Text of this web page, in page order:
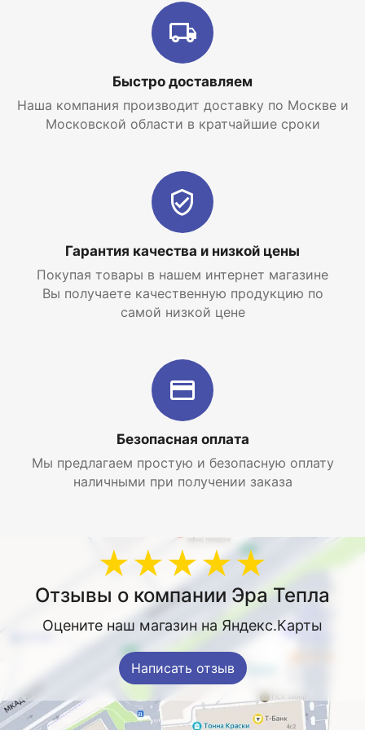
охлаждающий кожух.
водоснабженияEraTepla.ruпредлагает
скважинный насос Grundfos SQE 1-50по самой
низкой цене с доставкой по Москве и Московской
Быстро доставляем
Наша компания производит доставку по Москве и
Московской области в кратчайшие сроки
Гарантия качества и низкой цены
Покупая товары в нашем интернет магазине
Вы получаете качественную продукцию по
самой низкой цене
Безопасная оплата
Мы предлагаем простую и безопасную оплату
наличными при получении заказа
★★★★★
Отзывы о компании Эра Тепла
Оцените наш магазин на Яндекс.Карты
Написать отзыв